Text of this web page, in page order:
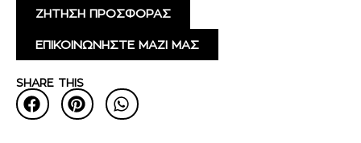
ΖΗΤΗΣΗ ΠΡΟΣΦΟΡΑΣ
ΕΠΙΚΟΙΝΩΝΗΣΤΕ ΜΑΖΙ ΜΑΣ
SHARE THIS